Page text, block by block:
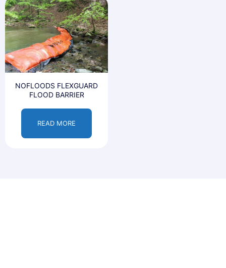
NOFLOODS FLEXGUARD
FLOOD BARRIER
READ MORE